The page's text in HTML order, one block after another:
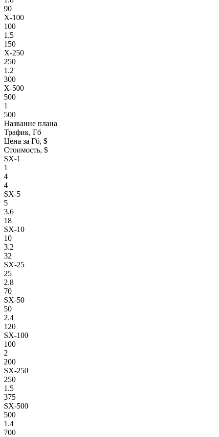
90
X-100
100
1.5
150
X-250
250
1.2
300
X-500
500
1
500
Название плана
Трафик, Гб
Цена за Гб, $
Стоимость, $
SX-1
1
4
4
SX-5
5
3.6
18
SX-10
10
3.2
32
SX-25
25
2.8
70
SX-50
50
2.4
120
SX-100
100
2
200
SX-250
250
1.5
375
SX-500
500
1.4
700